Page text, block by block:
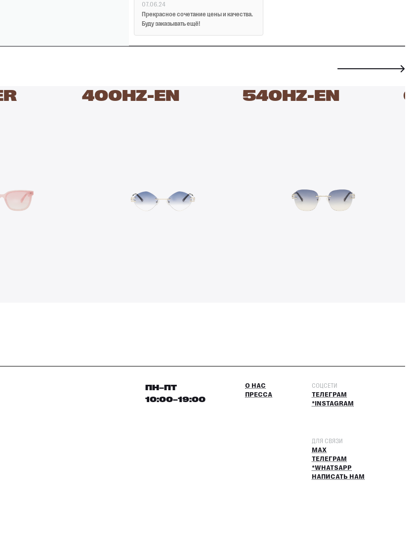
07.06.24
Прекрасное сочетание цены и качества.
Буду заказывать ещё!
400HZ-EN 540HZ-EN
ПН–ПТ
10:00–19:00
О НАС
ПРЕССА
СОЦСЕТИ
ТЕЛЕГРАМ
*INSTAGRAM
ДЛЯ СВЯЗИ
MAX
ТЕЛЕГРАМ
*WHATSAPP
НАПИСАТЬ НАМ